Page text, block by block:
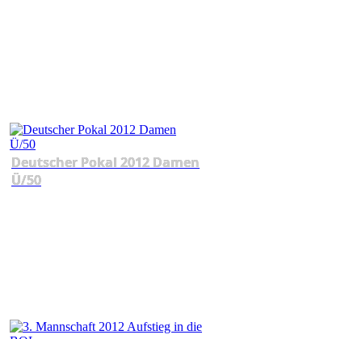
Deutscher Pokal 2012 Damen
Ü/50